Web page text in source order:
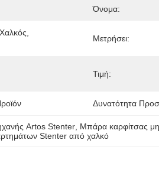
Όνομα:
Μετρήσει:
Τιμή:
Δυνατότητα
Artos Stenter Μπάρα καρφίτσας
Stenter από χαλκό